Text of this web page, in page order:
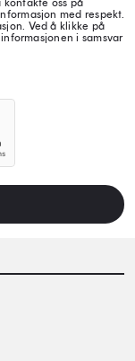
oss på
med respekt.
Ved å klikke på
i samsvar